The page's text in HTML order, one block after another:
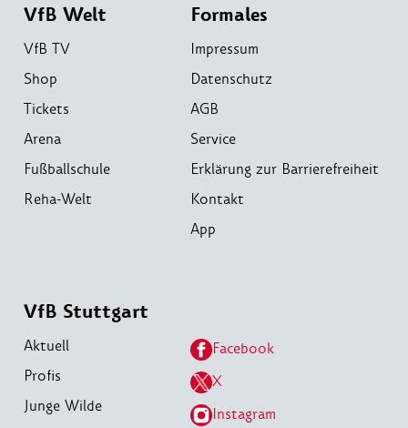
VfB Welt
VfB TV
Shop
Tickets
Arena
Fußballschule
Reha-Welt
Formales
Impressum
Datenschutz
AGB
Service
Erklärung zur Barrierefreiheit
Kontakt
App
VfB Stuttgart
Aktuell
Profis
Junge Wilde
Facebook
X
Instagram